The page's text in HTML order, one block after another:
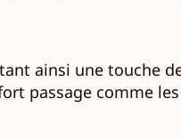
ainsi une touche
passage comme les